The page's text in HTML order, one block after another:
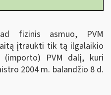
fizinis asmuo, PVM
įtraukti tik tą ilgalaikio
PVM dalį, kuri
2004 m. balandžio 8 d.